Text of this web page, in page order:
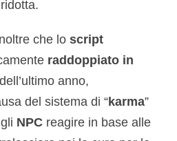
che lo script
raddoppiato in
anno,
del sistema di “karma”
NPC reagire in base alle